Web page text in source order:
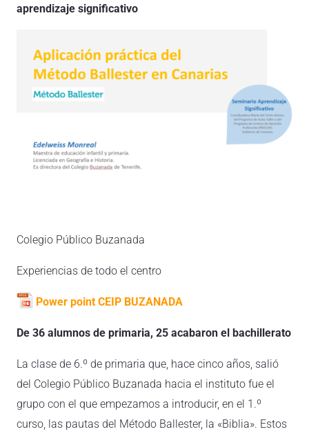
aprendizaje significativo
Colegio Público Buzanada
Experiencias de todo el centro
Power point CEIP BUZANADA
De 36 alumnos de primaria, 25 acabaron el bachillerato
La clase de 6.º de primaria que, hace cinco años, salió
del Colegio Público Buzanada hacia el instituto fue el
grupo con el que empezamos a introducir, en el 1.º
curso, las pautas del Método Ballester, la «Biblia». Estos